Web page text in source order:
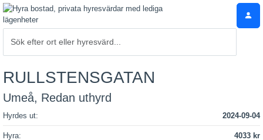
RULLSTENSGATAN
Umeå, Redan uthyrd
Hyrdes ut: 2024-09-04
Hyra: 4033 kr